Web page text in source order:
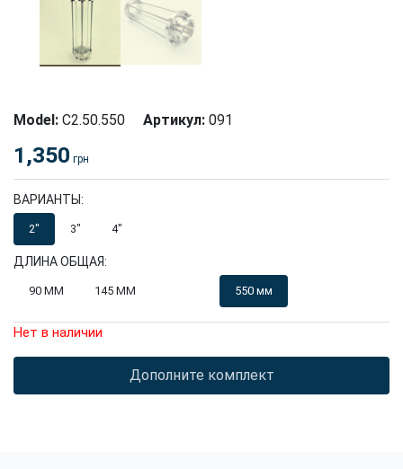
Model: С2.50.550 Артикул: 091
1,350 грн
ВАРИАНТЫ:
2″ 3″ 4″
ДЛИНА ОБЩАЯ:
90 ММ 145 ММ 550 мм
Нет в наличии
Дополните комплект